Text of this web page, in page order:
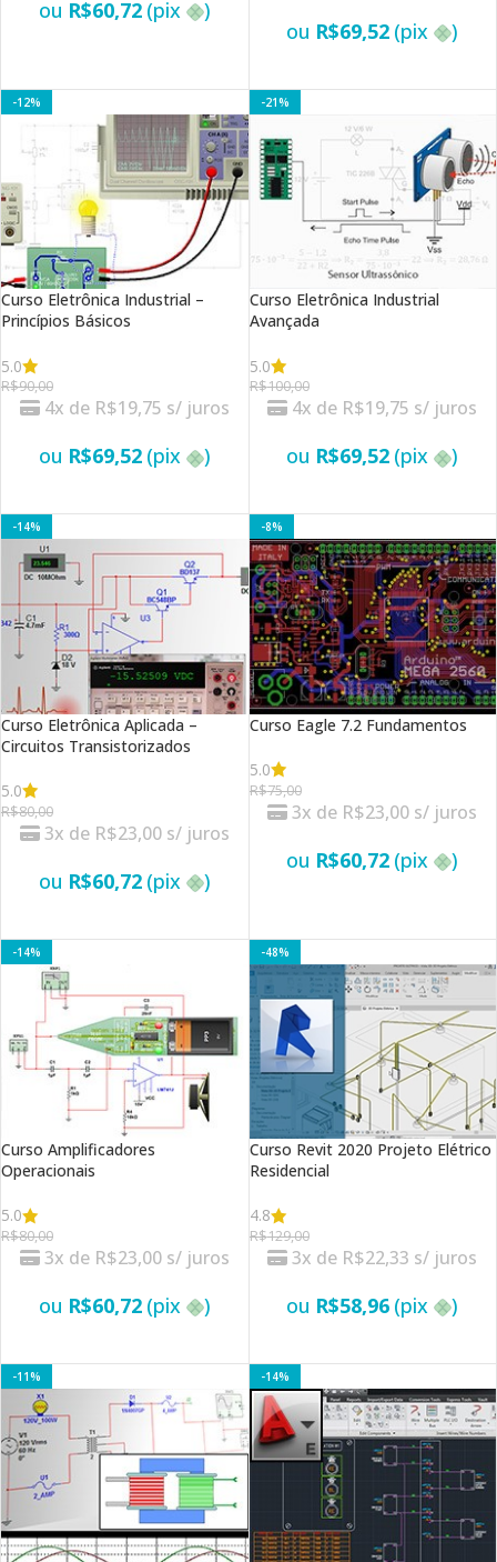
ou R$60,72 (pix )
ou R$69,52 (pix )
-12%
Curso Eletrônica Industrial –
Princípios Básicos
5.0
R$90,00
4x de R$19,75 s/ juros
ou R$69,52 (pix )
-21%
Curso Eletrônica Industrial
Avançada
5.0
R$100,00
4x de R$19,75 s/ juros
ou R$69,52 (pix )
-14%
Curso Eletrônica Aplicada –
Circuitos Transistorizados
5.0
R$80,00
3x de R$23,00 s/ juros
ou R$60,72 (pix )
-8%
Curso Eagle 7.2 Fundamentos
5.0
R$75,00
3x de R$23,00 s/ juros
ou R$60,72 (pix )
-14%
Curso Amplificadores
Operacionais
5.0
R$80,00
3x de R$23,00 s/ juros
ou R$60,72 (pix )
-48%
Curso Revit 2020 Projeto Elétrico
Residencial
4.8
R$129,00
3x de R$22,33 s/ juros
ou R$58,96 (pix )
-11% -14%